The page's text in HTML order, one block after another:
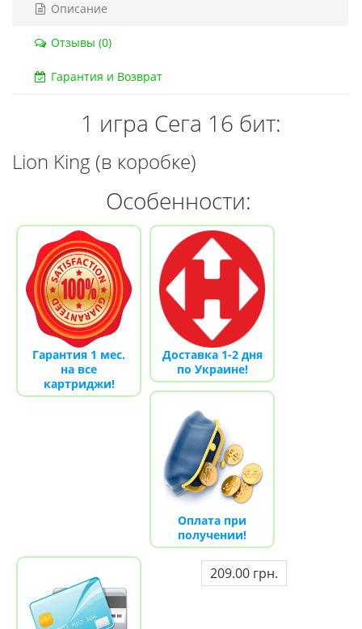
Описание
Отзывы (0)
Гарантия и Возврат
1 игрa Сега 16 бит:
Lion King (в коробке)
Особенности:
Гарантия 1 мес.
на все
картриджи!
Доставка 1-2 дня
по Украине!
Оплата при
получении!
209.00 грн.